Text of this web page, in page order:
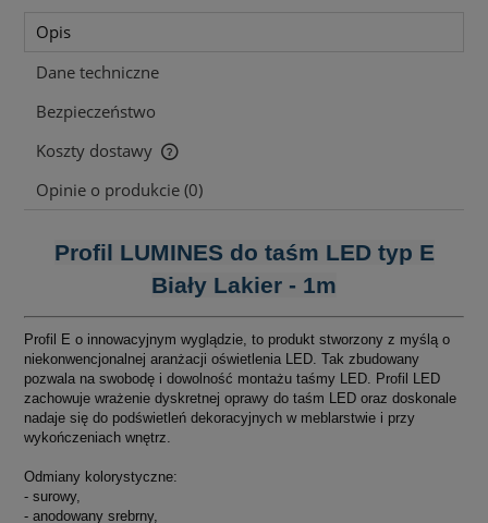
Opis
Dane techniczne
Bezpieczeństwo
Koszty dostawy
Cena nie zawiera ewentualnych kosztów płatności
Opinie o produkcie (0)
Profil LUMINES do taśm LED typ E
Biały Lakier - 1m
Profil E o innowacyjnym wyglądzie, to produkt stworzony z myślą o
niekonwencjonalnej aranżacji oświetlenia LED. Tak zbudowany
pozwala na swobodę i dowolność montażu taśmy LED. Profil LED
zachowuje wrażenie dyskretnej oprawy do taśm LED oraz doskonale
nadaje się do podświetleń dekoracyjnych w meblarstwie i przy
wykończeniach wnętrz.
Odmiany kolorystyczne:
- surowy,
- anodowany srebrny,